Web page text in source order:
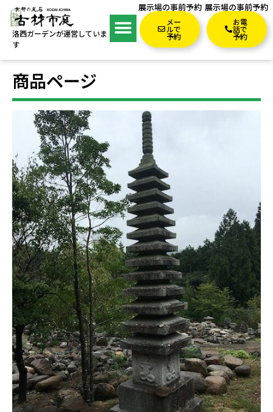
洛西ガーデンが運営していま
す
展示場の事前予約
メー
ルで
予約
展示場の事前予約
お電
話で
予約
商品ページ